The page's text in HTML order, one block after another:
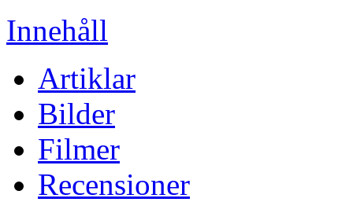
Innehåll
Artiklar
Bilder
Filmer
Recensioner